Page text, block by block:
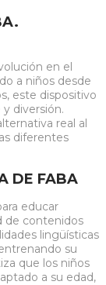
en el
a niños desde
este dispositivo
diversión.
real al
diferentes
DE FABA
educar
de contenidos
lingüísticas
su
que los niños
a su edad,